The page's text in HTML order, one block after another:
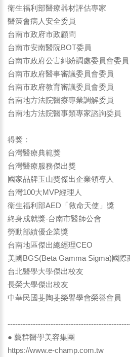
衛生福利部醫療器材評估專家
醫策會病人安全委員
台南市政府市政顧問
台南市安南醫院BOT委員
台南市政府公害糾紛調處委員會委員
台南市政府醫事審議委員會委員
台南市政府教育審議委員會委員
台南地方法院醫療專業調解委員
台南地方法院醫事類專家諮詢委員
得獎：
台灣醫療典範獎
台灣醫療服務傑出獎
國家品牌玉山獎傑出企業領導人
台灣100大MVP經理人
衛生福利部AED「救命天使」獎
終身成就獎-台南市醫師公會
勞動部績優企業獎
台南地區傑出總經理CEO
美國BGS(Beta Gamma Sigma)國際
台北醫學大學傑出校友
長榮大學傑出校友
中華民國斐陶斐榮譽學會榮譽會員
● 藝群醫學美容集團
https://www.e-champ.com.tw